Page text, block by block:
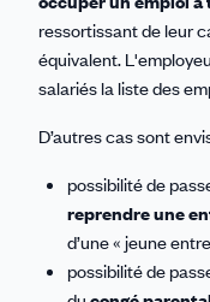
ressortissant de leur
équivalent.
salariés la liste des
D’autres cas sont
possibilité de
reprendre une
d’une « jeune
possibilité de